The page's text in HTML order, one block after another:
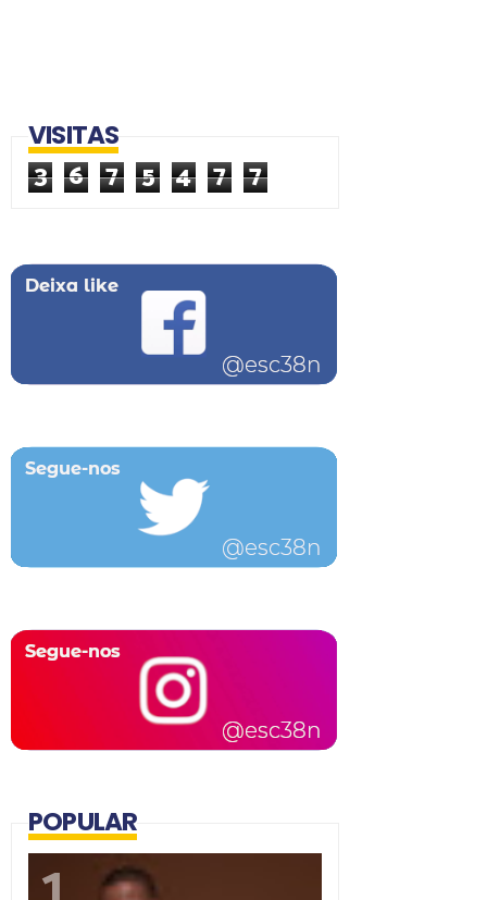
VISITAS
3 6 7 5 4 7 7
POPULAR